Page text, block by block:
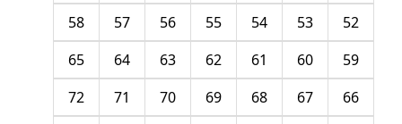
52
53
54
55
56
57
58
59
60
61
62
63
64
65
66
67
68
69
70
71
72